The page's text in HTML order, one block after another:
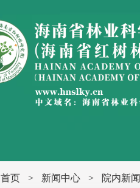
首页 > 新闻中心 > 院内新闻